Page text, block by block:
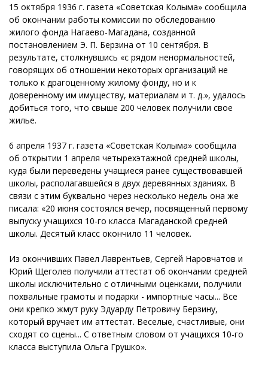
15 октября 1936 г. газета «Советская Колыма» сообщила
об окончании работы комиссии по обследованию
жилого фонда Нагаево-Магадана, созданной
постановлением Э. П. Берзина от 10 сентября. В
результате, столкнувшись «с рядом ненормальностей,
говорящих об отношении некоторых организаций не
только к драгоценному жилому фонду, но и к
доверенному им имуществу, материалам и т. д.», удалось
добиться того, что свыше 200 человек получили свое
жилье.
6 апреля 1937 г. газета «Советская Колыма» сообщила
об открытии 1 апреля четырехэтажной средней школы,
куда были переведены учащиеся ранее существовавшей
школы, располагавшейся в двух деревянных зданиях. В
связи с этим буквально через несколько недель она же
писала: «20 июня состоялся вечер, посвященный первому
выпуску учащихся 10-го класса Магаданской средней
школы. Десятый класс окончило 11 человек.
Из окончивших Павел Лаврентьев, Сергей Наровчатов и
Юрий Щеголев получили аттестат об окончании средней
школы исключительно с отличными оценками, получили
похвальные грамоты и подарки - импортные часы... Все
они крепко жмут руку Эдуарду Петровичу Берзину,
который вручает им аттестат. Веселые, счастливые, они
сходят со сцены... С ответным словом от учащихся 10-го
класса выступила Ольга Грушко».